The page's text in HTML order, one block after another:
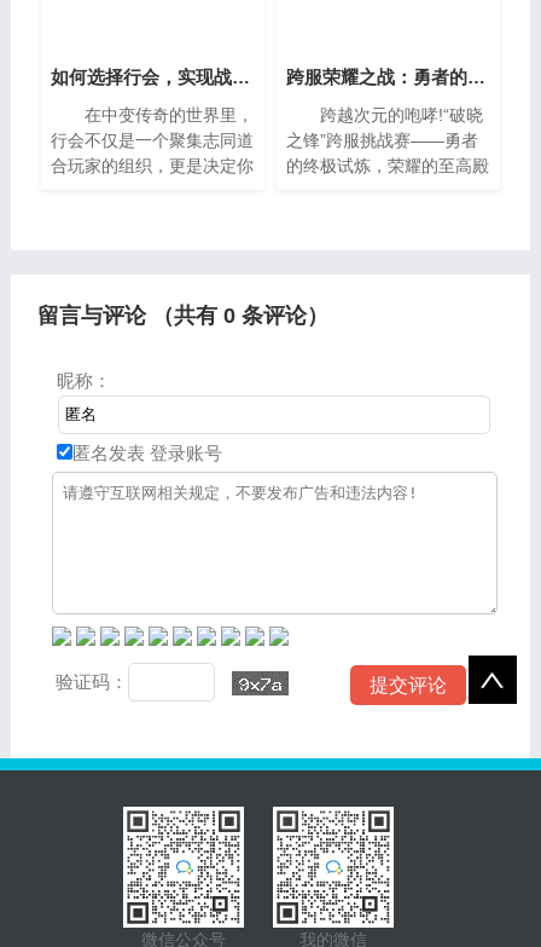
如何选择行会，实现战场霸主梦？
在中变传奇的世界里，
行会不仅是一个聚集志同道
合玩家的组织，更是决定你
跨服荣耀之战：勇者的终极试炼
跨越次元的咆哮!“破晓
之锋”跨服挑战赛——勇者
的终极试炼，荣耀的至高殿
留言与评论 （共有 0条评论）
昵称：
匿名发表 登录账号
验证码：
微信公众号 我的微信